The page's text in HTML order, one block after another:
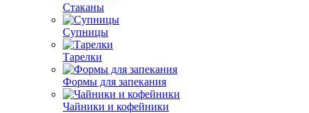
Стаканы
Супницы
Тарелки
Формы для запекания
Чайники и кофейники